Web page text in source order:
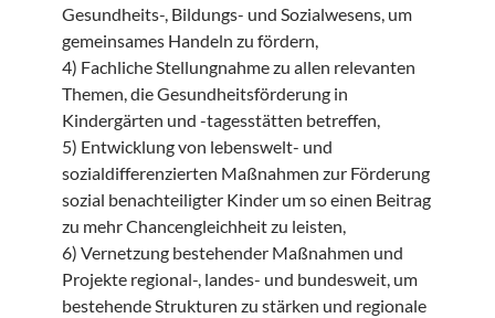
Gesundheits-, Bildungs- und Sozialwesens, um
gemeinsames Handeln zu fördern,
4) Fachliche Stellungnahme zu allen relevanten
Themen, die Gesundheitsförderung in
Kindergärten und -tagesstätten betreffen,
5) Entwicklung von lebenswelt- und
sozialdifferenzierten Maßnahmen zur Förderung
sozial benachteiligter Kinder um so einen Beitrag
zu mehr Chancengleichheit zu leisten,
6) Vernetzung bestehender Maßnahmen und
Projekte regional-, landes- und bundesweit, um
bestehende Strukturen zu stärken und regionale